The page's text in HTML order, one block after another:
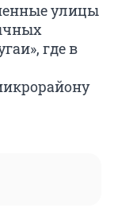
улицы
где в